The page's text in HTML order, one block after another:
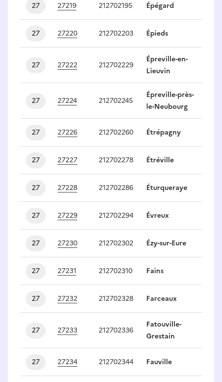
27 27219 212702195 Épégard
27 27220 212702203 Épieds
27 27222 212702229
Épreville-en-
Lieuvin
27 27224 212702245
Épreville-près-
le-Neubourg
27 27226 212702260 Étrépagny
27 27227 212702278 Étréville
27 27228 212702286 Éturqueraye
27 27229 212702294 Évreux
27 27230 212702302 Ézy-sur-Eure
27 27231 212702310 Fains
27 27232 212702328 Farceaux
27 27233 212702336
Fatouville-
Grestain
27 27234 212702344 Fauville